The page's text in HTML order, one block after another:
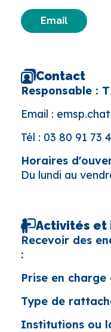
Email
Contact
Responsable :
Email :
Tél : 03 80 91 73
Horaires
Du lundi au
Activités et
Recevoir des
:
Prise en
Type de
Institutions ou